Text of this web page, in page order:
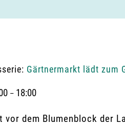
Gärtnermarkt lädt zum
– 18:00
vor dem Blumenblock der